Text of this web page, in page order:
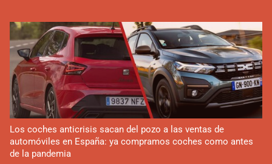
Los coches anticrisis sacan del pozo a las ventas de
automóviles en España: ya compramos coches como antes
de la pandemia